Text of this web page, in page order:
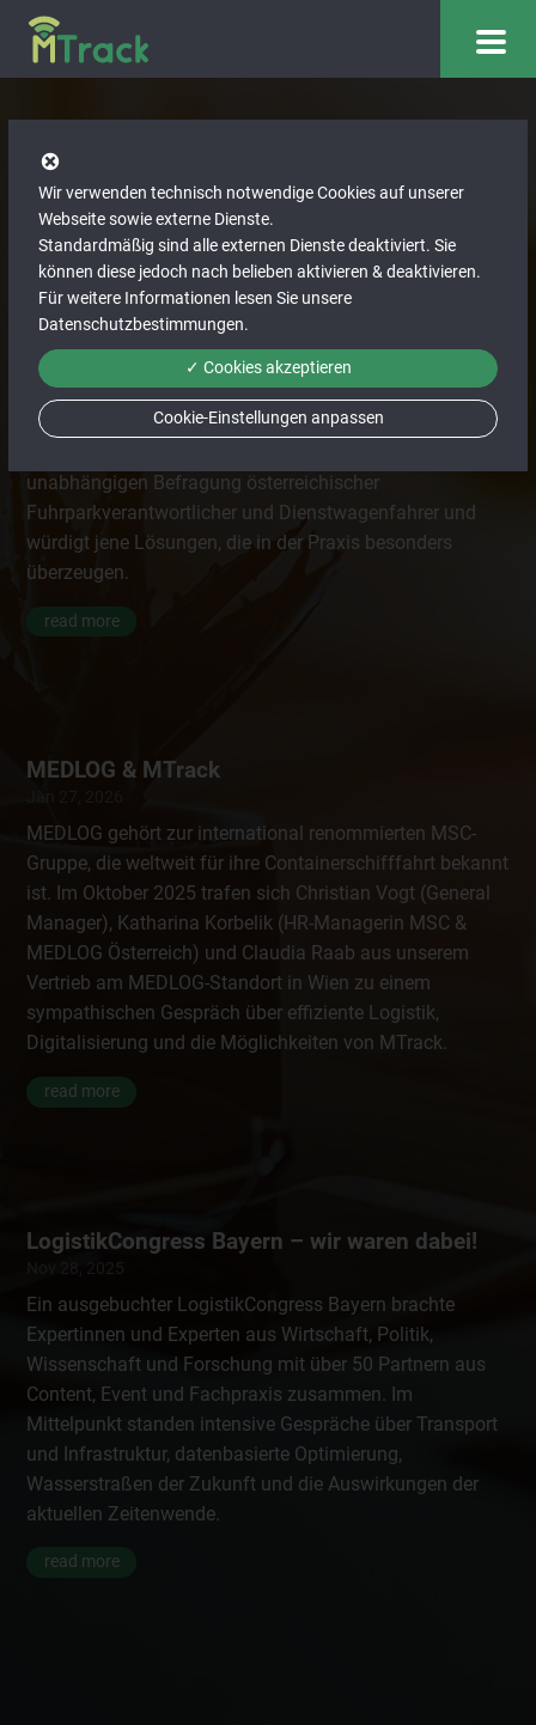
Unser Blog
MTrack gewinnt den BEST4FLEET-Award 2026
als beste Fuhrparksoftware
Jul 10, 2026
Mit dem BEST4FLEET-Award 2026 in der Kategorie
Fuhrparksoftware wurde MTrack auf der diesjährigen
FLEET Convention in der Wiener Hofburg ausgezeichnet.
unabhängigen Befragung österreichischer
Fuhrparkverantwortlicher und Dienstwagenfahrer und
würdigt jene Lösungen, die in der Praxis besonders
überzeugen.
read more
MEDLOG & MTrack
MEDLOG gehört zur international renommierten MSC-
Gruppe, die weltweit für ihre Containerschifffahrt bekannt
ist. Im Oktober 2025 trafen sich Christian Vogt (General
Manager), Katharina Korbelik (HR-Managerin MSC &
MEDLOG Österreich) und Claudia Raab aus unserem
Vertrieb am MEDLOG-Standort in Wien zu einem
sympathischen Gespräch über effiziente Logistik,
Digitalisierung und die Möglichkeiten von MTrack.
read more
LogistikCongress Bayern – wir waren dabei!
Ein ausgebuchter LogistikCongress Bayern brachte
Expertinnen und Experten aus Wirtschaft, Politik,
Wissenschaft und Forschung mit über 50 Partnern aus
Content, Event und Fachpraxis zusammen. Im
Mittelpunkt standen intensive Gespräche über Transport
und Infrastruktur, datenbasierte Optimierung,
Wasserstraßen der Zukunft und die Auswirkungen der
aktuellen Zeitenwende.
read more
Wir verwenden technisch notwendige Cookies auf unserer
Webseite sowie externe Dienste.
Standardmäßig sind alle externen Dienste deaktiviert. Sie
können diese jedoch nach belieben aktivieren & deaktivieren.
Für weitere Informationen lesen Sie unsere
Datenschutzbestimmungen.
✓ Cookies akzeptieren
Cookie-Einstellungen anpassen